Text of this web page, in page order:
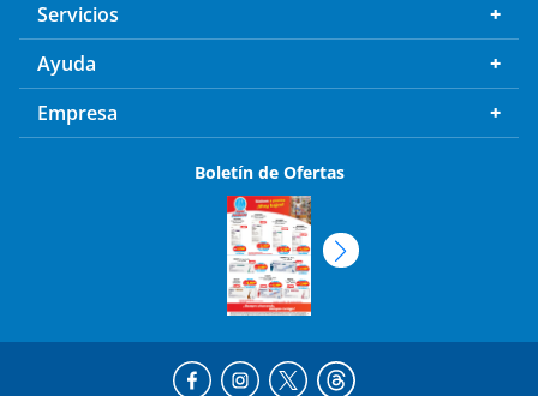
Servicios
Ayuda
Empresa
Boletín de Ofertas